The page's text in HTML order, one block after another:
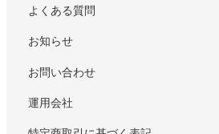
よくある質問
お知らせ
お問い合わせ
運用会社